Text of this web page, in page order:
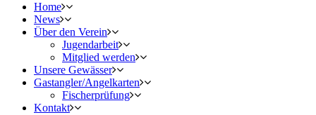
Home
News
Über den Verein
Jugendarbeit
Mitglied werden
Unsere Gewässer
Gastangler/Angelkarten
Fischerprüfung
Kontakt